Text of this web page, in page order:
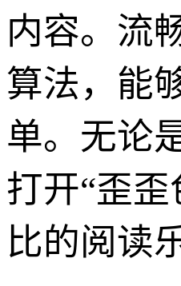
内容。流
算法，能
单。无论
打开“歪
比的阅读